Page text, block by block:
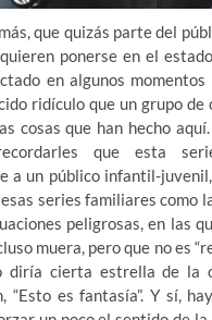
que quizás parte del
ponerse en el
en algunos
ridículo que un grupo de
cosas que han hecho
que esta
a un público infantil-
series familiares como
peligrosas, en las
muera, pero que no es
diría cierta estrella de la
“Esto es fantasía”. Y sí,